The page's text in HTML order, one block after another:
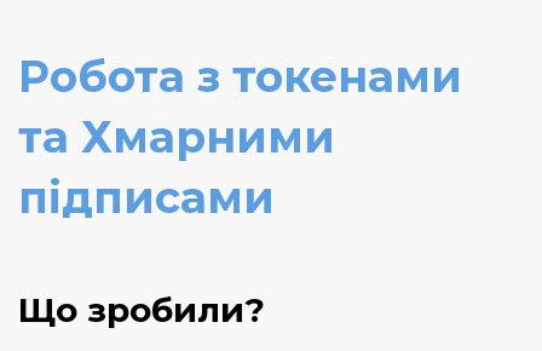
Робота з токенами
та Хмарними
підписами
Що зробили?